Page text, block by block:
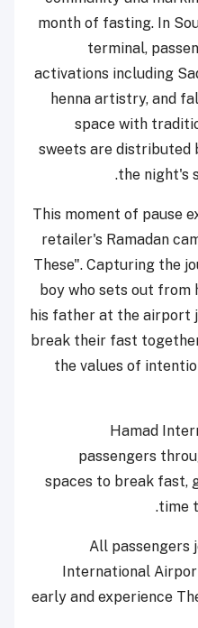
month of fasting. In
terminal,
activations including
henna artistry, and
space with
sweets are
the night's
This moment of pause
retailer's Ramadan
These". Capturing the
boy who sets out from
his father at the airport
break their fast
the values of
Hamad
passengers
spaces to break fast,
time
All passengers
International
early and experience